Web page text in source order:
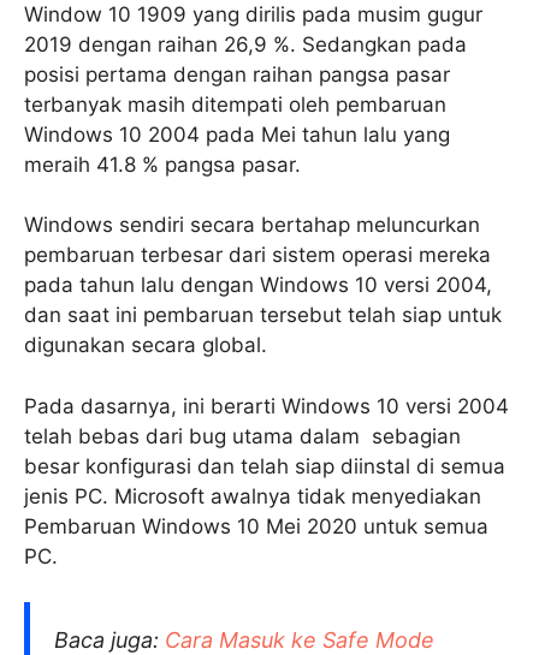
Window 10 1909 yang dirilis pada musim gugur
2019 dengan raihan 26,9 %. Sedangkan pada
posisi pertama dengan raihan pangsa pasar
terbanyak masih ditempati oleh pembaruan
Windows 10 2004 pada Mei tahun lalu yang
meraih 41.8 % pangsa pasar.
Windows sendiri secara bertahap meluncurkan
pembaruan terbesar dari sistem operasi mereka
pada tahun lalu dengan Windows 10 versi 2004,
dan saat ini pembaruan tersebut telah siap untuk
digunakan secara global.
Pada dasarnya, ini berarti Windows 10 versi 2004
telah bebas dari bug utama dalam sebagian
besar konfigurasi dan telah siap diinstal di semua
jenis PC. Microsoft awalnya tidak menyediakan
Pembaruan Windows 10 Mei 2020 untuk semua
PC.
Baca juga: Cara Masuk ke Safe Mode